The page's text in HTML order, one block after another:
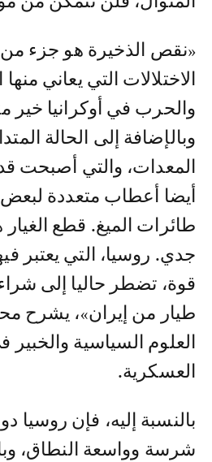
«نقص الذخيرة هو جزء من
الاختلالات التي يعاني
والحرب في أوكرانيا خير
وبالإضافة إلى الحالة
المعدات، والتي أصبحت
أيضا أعطاب متعددة لبعض
طائرات الميغ. قطع
جدي. روسيا، التي يعتبر
قوة، تضطر حاليا إلى
طيار من إيران»، يشرح
العلوم السياسية
العسكرية.
بالنسبة إليه، فإن روسيا
شرسة وواسعة النطاق،